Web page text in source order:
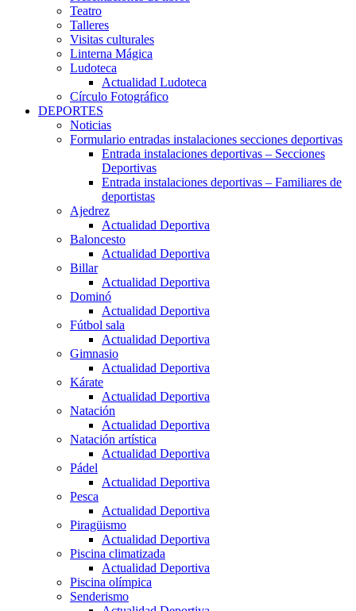
Teatro
Talleres
Visitas culturales
Linterna Mágica
Ludoteca
Actualidad Ludoteca
Círculo Fotográfico
DEPORTES
Noticias
Formulario entradas instalaciones secciones deportivas
Entrada instalaciones deportivas – Secciones
Deportivas
Entrada instalaciones deportivas – Familiares de
deportistas
Ajedrez
Actualidad Deportiva
Baloncesto
Actualidad Deportiva
Billar
Actualidad Deportiva
Dominó
Actualidad Deportiva
Fútbol sala
Actualidad Deportiva
Gimnasio
Actualidad Deportiva
Kárate
Actualidad Deportiva
Natación
Actualidad Deportiva
Natación artística
Actualidad Deportiva
Pádel
Actualidad Deportiva
Pesca
Actualidad Deportiva
Piragüismo
Actualidad Deportiva
Piscina climatizada
Actualidad Deportiva
Piscina olímpica
Senderismo